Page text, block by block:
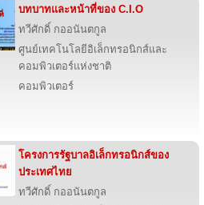
บทบาทและหน้าที่ของ C.I.O
ทวีศักดิ์ กออนันตกูล
ศูนย์เทคโนโลยีอิเล็กทรอนิกส์และ
คอมพิวเตอร์แห่งชาติ
คอมพิวเตอร์
โครงการรัฐบาลอิเล็กทรอนิกส์ของ
ประเทศไทย
ทวีศักดิ์ กออนันตกูล